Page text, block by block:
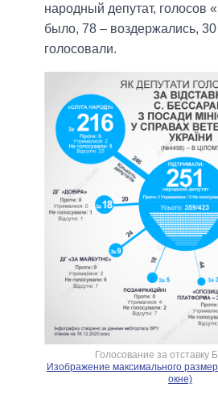
народный депутат, голосов
было, 78 – воздержались,
голосовали.
Голосование за отставку
Изображение максимального
окне)